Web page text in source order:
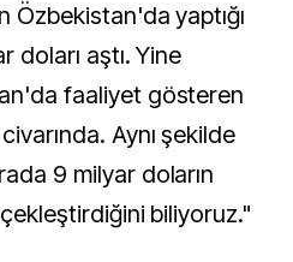
Özbekistan'da yaptığı
doları aştı. Yine
faaliyet gösteren
Aynı şekilde
9 milyar doların
biliyoruz."